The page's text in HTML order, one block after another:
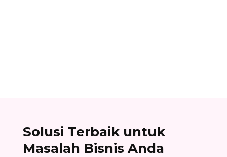
Solusi Terbaik untuk
Masalah Bisnis Anda